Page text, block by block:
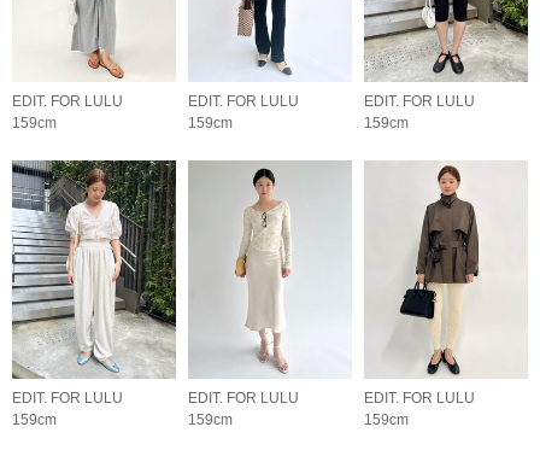
EDIT. FOR LULU
159cm
EDIT. FOR LULU
159cm
EDIT. FOR LULU
159cm
EDIT. FOR LULU
159cm
EDIT. FOR LULU
159cm
EDIT. FOR LULU
159cm